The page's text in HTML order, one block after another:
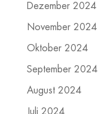
Dezember 2024
November 2024
Oktober 2024
September 2024
August 2024
Juli 2024